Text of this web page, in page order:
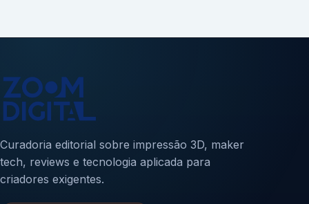
Curadoria editorial sobre impressão 3D, maker
tech, reviews e tecnologia aplicada para
criadores exigentes.